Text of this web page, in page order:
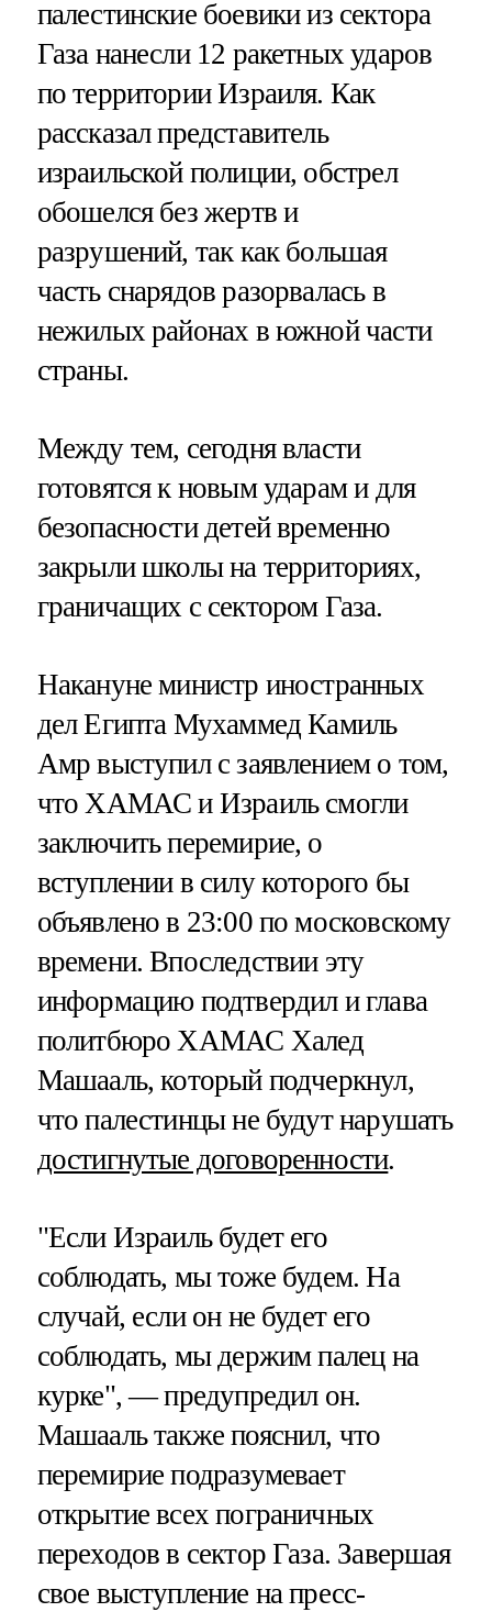
палестинские боевики из сектора
Газа нанесли 12 ракетных ударов
по территории Израиля. Как
рассказал представитель
израильской полиции, обстрел
обошелся без жертв и
разрушений, так как большая
часть снарядов разорвалась в
нежилых районах в южной части
страны.
Между тем, сегодня власти
готовятся к новым ударам и для
безопасности детей временно
закрыли школы на территориях,
граничащих с сектором Газа.
Накануне министр иностранных
дел Египта Мухаммед Камиль
Амр выступил с заявлением о том,
что ХАМАС и Израиль смогли
заключить перемирие, о
вступлении в силу которого бы
объявлено в 23:00 по московскому
времени. Впоследствии эту
информацию подтвердил и глава
политбюро ХАМАС Халед
Машааль, который подчеркнул,
что палестинцы не будут нарушать
достигнутые договоренности.
"Если Израиль будет его
соблюдать, мы тоже будем. На
случай, если он не будет его
соблюдать, мы держим палец на
курке", — предупредил он.
Машааль также пояснил, что
перемирие подразумевает
открытие всех пограничных
переходов в сектор Газа. Завершая
свое выступление на пресс-